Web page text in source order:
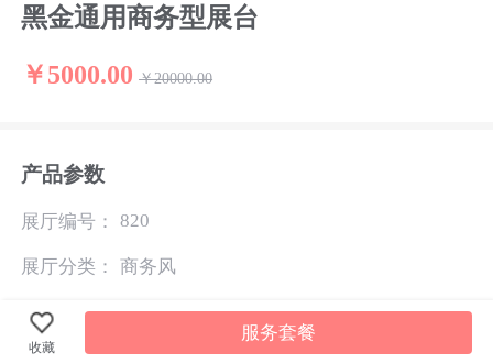
黑金通用商务型展台
￥5000.00 ￥20000.00
产品参数
展厅编号： 820
展厅分类： 商务风
展厅规格：
展厅面积： 200㎡
收藏
服务套餐